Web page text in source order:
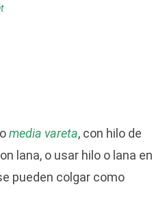
media vareta, con hilo de
lana, o usar hilo o lana en
pueden colgar como